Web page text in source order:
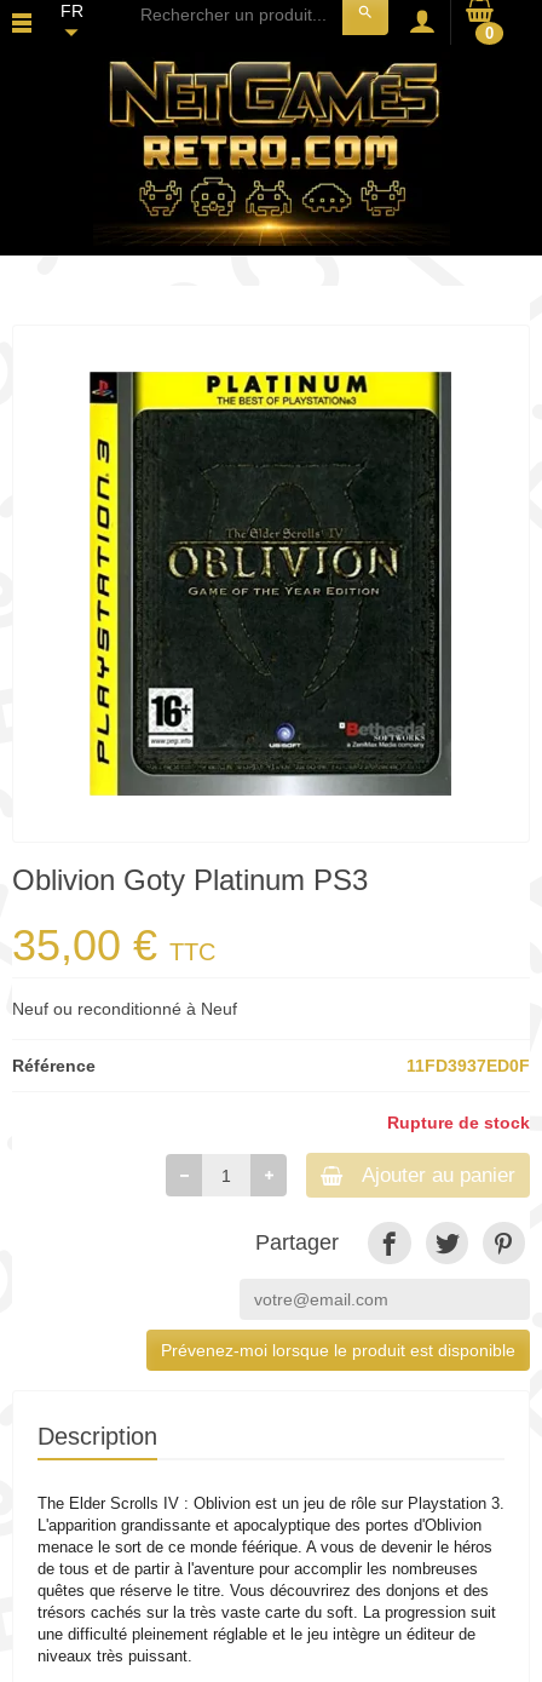
FR
search
0
Oblivion Goty Platinum PS3
35,00 € TTC
Neuf ou reconditionné à Neuf
Référence 11FD3937ED0F
Rupture de stock
Ajouter au panier
Partager
Prévenez-moi lorsque le produit est disponible
Description
The Elder Scrolls IV : Oblivion est un jeu de rôle sur Playstation 3.
L'apparition grandissante et apocalyptique des portes d'Oblivion
menace le sort de ce monde féérique. A vous de devenir le héros
de tous et de partir à l'aventure pour accomplir les nombreuses
quêtes que réserve le titre. Vous découvrirez des donjons et des
trésors cachés sur la très vaste carte du soft. La progression suit
une difficulté pleinement réglable et le jeu intègre un éditeur de
niveaux très puissant.